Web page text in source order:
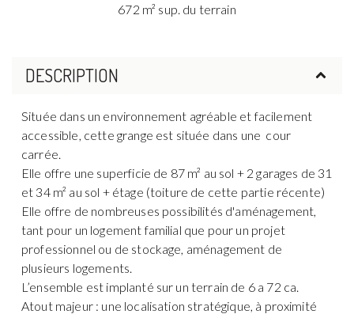
672 m² sup. du terrain
DESCRIPTION
Située dans un environnement agréable et facilement
accessible, cette grange est située dans une cour
carrée.
Elle offre une superficie de 87 m² au sol + 2 garages de 31
et 34 m² au sol + étage (toiture de cette partie récente)
Elle offre de nombreuses possibilités d'aménagement,
tant pour un logement familial que pour un projet
professionnel ou de stockage, aménagement de
plusieurs logements.
L’ensemble est implanté sur un terrain de 6 a 72 ca.
Atout majeur : une localisation stratégique, à proximité